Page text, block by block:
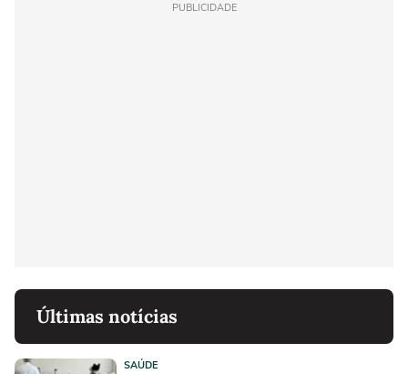
PUBLICIDADE
Últimas notícias
SAÚDE